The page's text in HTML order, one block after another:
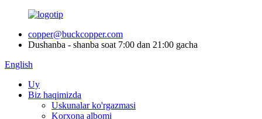
copper@buckcopper.com
Dushanba - shanba soat 7:00 dan 21:00 gacha
English
Uy
Biz haqimizda
Uskunalar ko'rgazmasi
Korxona albomi